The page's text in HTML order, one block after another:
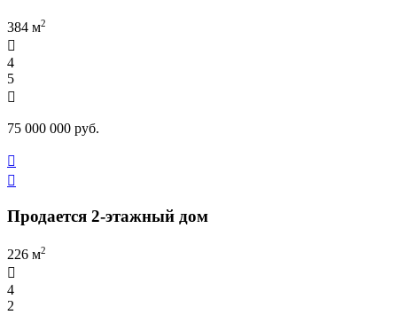
384 м2

4
5

75 000 000 руб.


Продается 2-этажный дом
226 м2

4
2